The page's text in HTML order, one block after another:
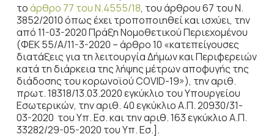
τοάρθρο 77 του Ν.4555/18, του άρθρου 67 του Ν.
3852/2010 όπως έχει τροποποιηθεί και ισχύει, την
από 11-03-2020 Πράξη Νομοθετικού Περιεχομένου
(ΦΕΚ 55/Α/11-3-2020 – άρθρο 10 «κατεπείγουσες
διατάξεις για τη λειτουργία Δήμων και Περιφερειών
κατά τη διάρκεια της λήψης μέτρων αποφυγής της
διάδοσης του κορωνοϊού COVID-19»), την αριθ.
πρωτ. 18318/13.03.2020 εγκύκλιο του Υπουργείου
Εσωτερικών, την αριθ. 40 εγκύκλιο Α.Π. 20930/31-
03-2020 του Υπ. Εσ. και την αριθ. 163 εγκύκλιο Α.Π.
33282/29-05-2020 του Υπ. Εσ.].